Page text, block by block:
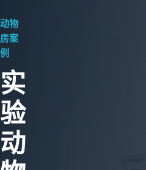
动物
房案
例
实
验
动